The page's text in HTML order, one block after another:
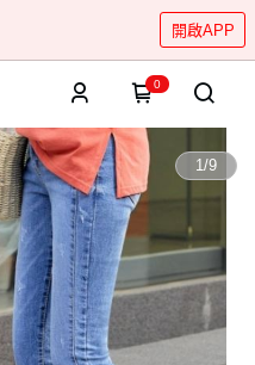
開啟APP
0
1/9